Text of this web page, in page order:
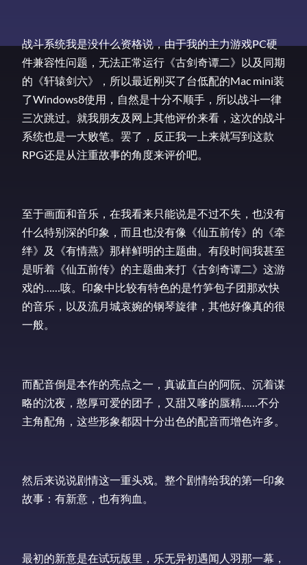
战斗系统我是没什么资格说，由于我的主力游戏PC硬
件兼容性问题，无法正常运行《古剑奇谭二》以及同期
的《轩辕剑六》，所以最近刚买了台低配的Mac mini装
了Windows8使用，自然是十分不顺手，所以战斗一律
三次跳过。就我朋友及网上其他评价来看，这次的战斗
系统也是一大败笔。罢了，反正我一上来就写到这款
RPG还是从注重故事的角度来评价吧。
至于画面和音乐，在我看来只能说是不过不失，也没有
什么特别深的印象，而且也没有像《仙五前传》的《牵
绊》及《有情燕》那样鲜明的主题曲。有段时间我甚至
是听着《仙五前传》的主题曲来打《古剑奇谭二》这游
戏的……咳。印象中比较有特色的是竹笋包子团那欢快
的音乐，以及流月城哀婉的钢琴旋律，其他好像真的很
一般。
而配音倒是本作的亮点之一，真诚直白的阿阮、沉着谋
略的沈夜，憨厚可爱的团子，又甜又嗲的蜃精……不分
主角配角，这些形象都因十分出色的配音而增色许多。
然后来说说剧情这一重头戏。整个剧情给我的第一印象
故事：有新意，也有狗血。
最初的新意是在试玩版里，乐无异初遇闻人羽那一幕，